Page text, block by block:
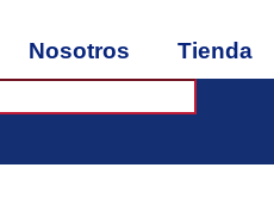
Nosotros Tienda